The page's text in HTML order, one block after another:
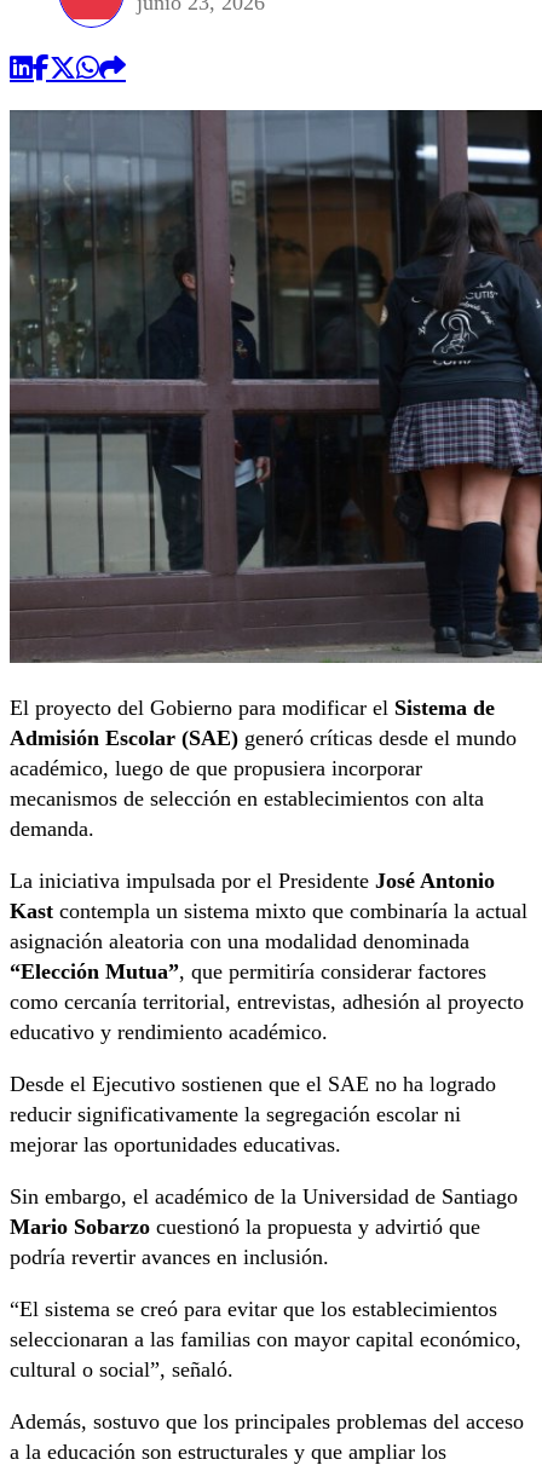
El proyecto del Gobierno para modificar el Sistema de
Admisión Escolar (SAE) generó críticas desde el mundo
académico, luego de que propusiera incorporar
mecanismos de selección en establecimientos con alta
demanda.
La iniciativa impulsada por el Presidente José Antonio
Kast contempla un sistema mixto que combinaría la actual
asignación aleatoria con una modalidad denominada
“Elección Mutua”, que permitiría considerar factores
como cercanía territorial, entrevistas, adhesión al proyecto
educativo y rendimiento académico.
Desde el Ejecutivo sostienen que el SAE no ha logrado
reducir significativamente la segregación escolar ni
mejorar las oportunidades educativas.
Sin embargo, el académico de la Universidad de Santiago
Mario Sobarzo cuestionó la propuesta y advirtió que
podría revertir avances en inclusión.
“El sistema se creó para evitar que los establecimientos
seleccionaran a las familias con mayor capital económico,
cultural o social”, señaló.
Además, sostuvo que los principales problemas del acceso
a la educación son estructurales y que ampliar los